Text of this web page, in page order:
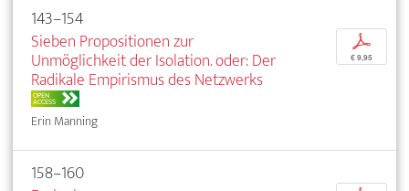
143–154
Sieben Propositionen zur
Unmöglichkeit der Isolation. oder: Der
Radikale Empirismus des Netzwerks
OPEN
ACCESS
Erin Manning
p
€ 9,95
158–160